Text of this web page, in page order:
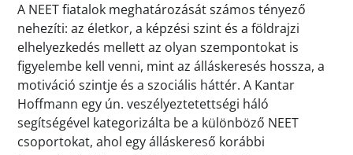
A NEET fiatalok meghatározását számos tényező
nehezíti: az életkor, a képzési szint és a földrajzi
elhelyezkedés mellett az olyan szempontokat is
figyelembe kell venni, mint az álláskeresés hossza, a
motiváció szintje és a szociális háttér. A Kantar
Hoffmann egy ún. veszélyeztetettségi háló
segítségével kategorizálta be a különböző NEET
csoportokat, ahol egy álláskereső korábbi